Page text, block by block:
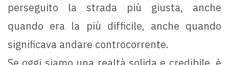
perseguito la strada più giusta, anche
quando era la più difficile, anche quando
significava andare controcorrente.